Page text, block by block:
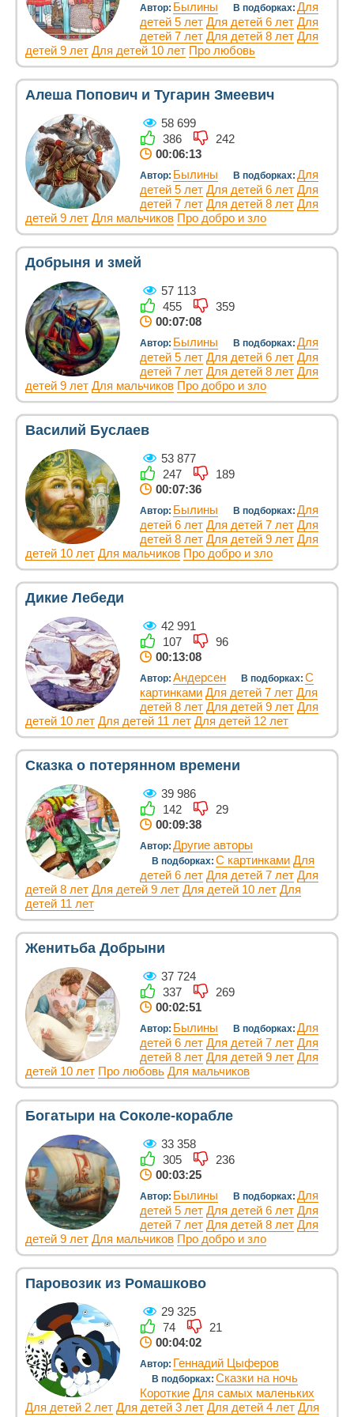
Автор: Былины В подборках: Для
детей 5 лет Для детей 6 лет Для
детей 7 лет Для детей 8 лет Для
детей 9 лет Для детей 10 лет Про любовь
Алеша Попович и Тугарин Змеевич
58 699
386
242
00:06:13
Автор: Былины В подборках: Для
детей 5 лет Для детей 6 лет Для
детей 7 лет Для детей 8 лет Для
детей 9 лет Для мальчиков Про добро и зло
Добрыня и змей
57 113
455
359
00:07:08
Автор: Былины В подборках: Для
детей 5 лет Для детей 6 лет Для
детей 7 лет Для детей 8 лет Для
детей 9 лет Для мальчиков Про добро и зло
Василий Буслаев
53 877
247
189
00:07:36
Автор: Былины В подборках: Для
детей 6 лет Для детей 7 лет Для
детей 8 лет Для детей 9 лет Для
детей 10 лет Для мальчиков Про добро и зло
Дикие Лебеди
42 991
107
96
00:13:08
Автор: Андерсен В подборках: С
картинками Для детей 7 лет Для
детей 8 лет Для детей 9 лет Для
детей 10 лет Для детей 11 лет Для детей 12 лет
Сказка о потерянном времени
39 986
142
29
00:09:38
Автор: Другие авторы
В подборках: С картинками Для
детей 6 лет Для детей 7 лет Для
детей 8 лет Для детей 9 лет Для детей 10 лет Для
детей 11 лет
Женитьба Добрыни
37 724
337
269
00:02:51
Автор: Былины В подборках: Для
детей 6 лет Для детей 7 лет Для
детей 8 лет Для детей 9 лет Для
детей 10 лет Про любовь Для мальчиков
Богатыри на Соколе-корабле
33 358
305
236
00:03:25
Автор: Былины В подборках: Для
детей 5 лет Для детей 6 лет Для
детей 7 лет Для детей 8 лет Для
детей 9 лет Для мальчиков Про добро и зло
Паровозик из Ромашково
29 325
74
21
00:04:02
Автор: Геннадий Цыферов
В подборках: Сказки на ночь
Короткие Для самых маленьких
Для детей 2 лет Для детей 3 лет Для детей 4 лет Для